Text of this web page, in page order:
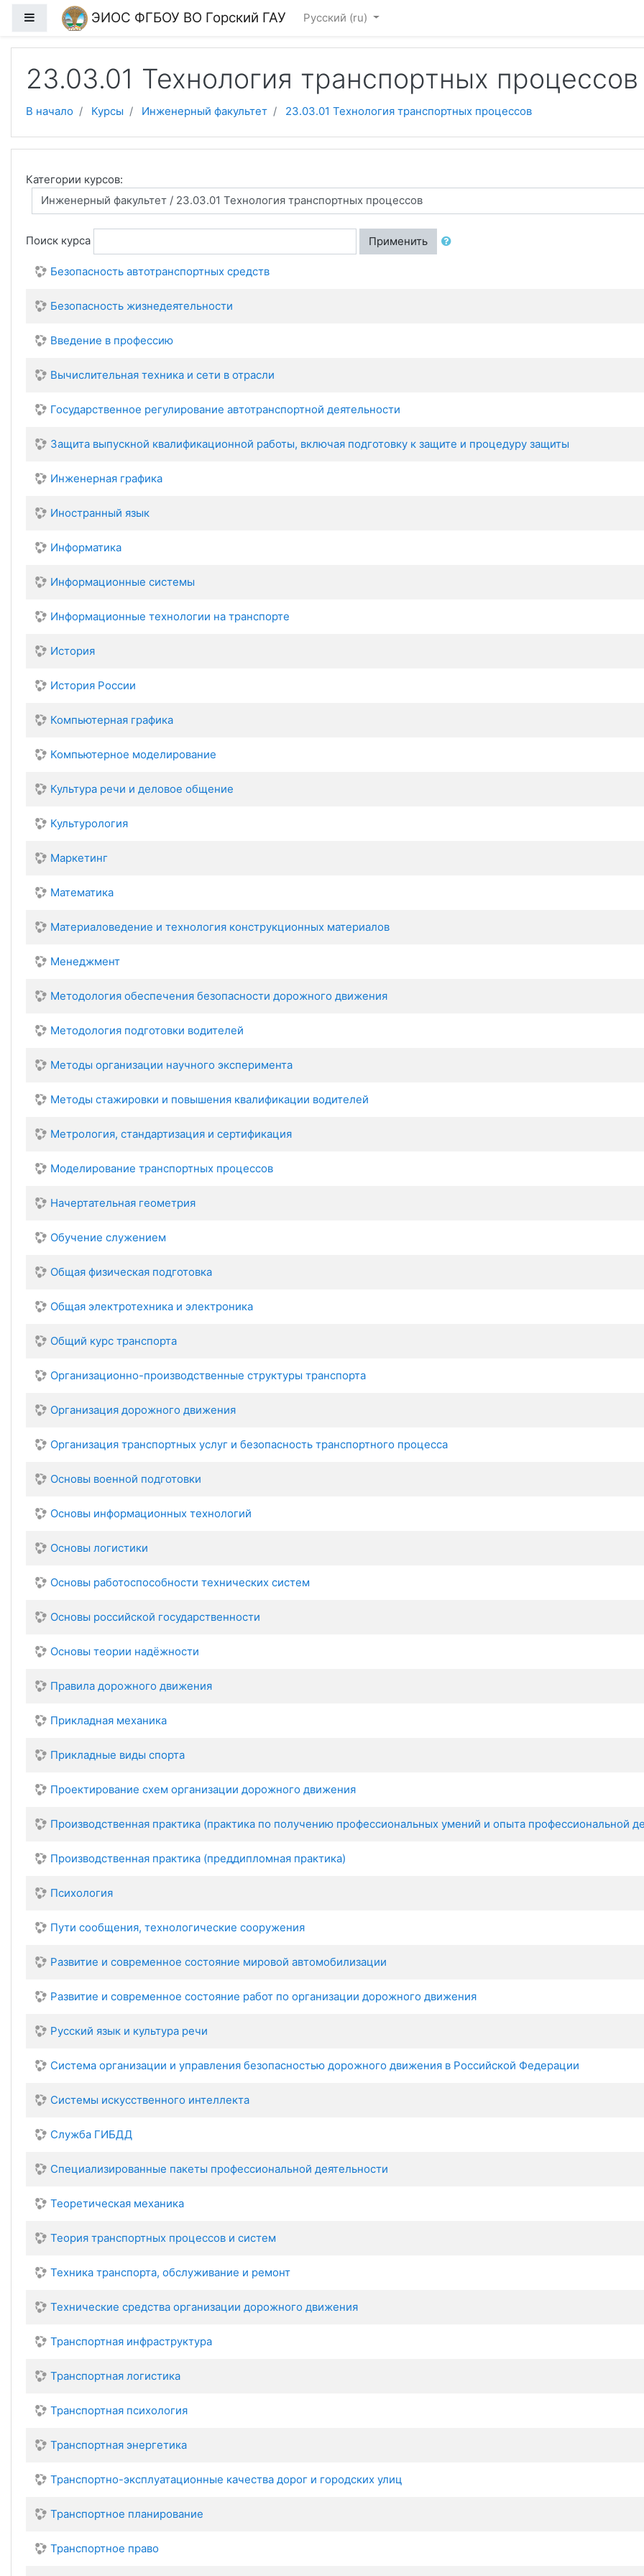
Перейти к основному содержанию
Боковая панельЭИОС ФГБОУ ВО Горский ГАУ Русский ‎(ru)‎
23.03.01 Технология транспортных процессов
В начало Курсы Инженерный факультет 23.03.01 Технология транспортных процессов
Категории курсов:
Поиск курса Применить
Безопасность автотранспортных средств
Безопасность жизнедеятельности
Введение в профессию
Вычислительная техника и сети в отрасли
Государственное регулирование автотранспортной деятельности
Защита выпускной квалификационной работы, включая подготовку к защите и процедуру защиты
Инженерная графика
Иностранный язык
Информатика
Информационные системы
Информационные технологии на транспорте
История
История России
Компьютерная графика
Компьютерное моделирование
Культура речи и деловое общение
Культурология
Маркетинг
Математика
Материаловедение и технология конструкционных материалов
Менеджмент
Методология обеспечения безопасности дорожного движения
Методология подготовки водителей
Методы организации научного эксперимента
Методы стажировки и повышения квалификации водителей
Метрология, стандартизация и сертификация
Моделирование транспортных процессов
Начертательная геометрия
Обучение служением
Общая физическая подготовка
Общая электротехника и электроника
Общий курс транспорта
Организационно-производственные структуры транспорта
Организация дорожного движения
Организация транспортных услуг и безопасность транспортного процесса
Основы военной подготовки
Основы информационных технологий
Основы логистики
Основы работоспособности технических систем
Основы российской государственности
Основы теории надёжности
Правила дорожного движения
Прикладная механика
Прикладные виды спорта
Проектирование схем организации дорожного движения
Производственная практика (практика по получению профессиональных умений и опыта профессиональной
Производственная практика (преддипломная практика)
Психология
Пути сообщения, технологические сооружения
Развитие и современное состояние мировой автомобилизации
Развитие и современное состояние работ по организации дорожного движения
Русский язык и культура речи
Система организации и управления безопасностью дорожного движения в Российской Федерации
Системы искусственного интеллекта
Служба ГИБДД
Специализированные пакеты профессиональной деятельности
Теоретическая механика
Теория транспортных процессов и систем
Техника транспорта, обслуживание и ремонт
Технические средства организации дорожного движения
Транспортная инфраструктура
Транспортная логистика
Транспортная психология
Транспортная энергетика
Транспортно-эксплуатационные качества дорог и городских улиц
Транспортное планирование
Транспортное право